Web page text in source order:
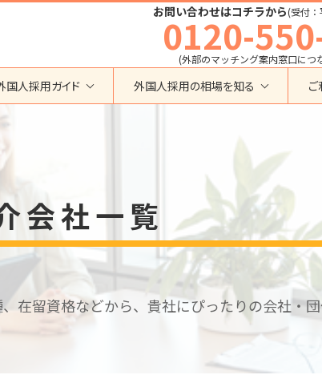
お問い合わせはコチラから(受付
0120-
(外部のマッチング案内窓口につ
技術･人文知識･国際業務
永住者･定住者･配偶者
高度専門職
留学
インターンシップ
建設全般
製造全般
介護
清掃・ビルクリーニ
運送・ドライバー
自動車整備
宿泊
漁業
国人採用ガイド
定技能
成就労
国人採用
界別採用
留資格・ビザ
成金
外国人採用の相場を知る
特定技能外国人の受け入れ相場
技人国・高度人材の受け入れ相場
会社一覧
在留資格などから、貴社にぴったりの会社・団